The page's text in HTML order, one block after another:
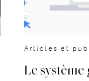
Articles et
Le système